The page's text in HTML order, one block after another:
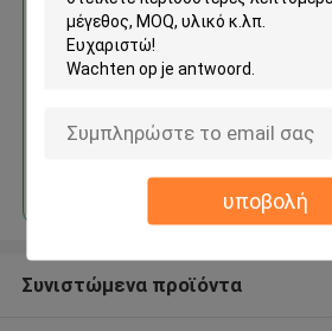
υποβολή
πλευρά
κειμένου
βουρτσίζεται
Συνιστώμενα προϊόντα